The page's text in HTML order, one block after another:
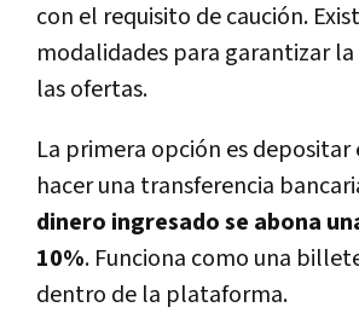
con el requisito de caución.
modalidades para garantizar la
las ofertas.
La primera opción es depositar
hacer una transferencia
dinero ingresado se abona
10%. Funciona como una
dentro de la plataforma.